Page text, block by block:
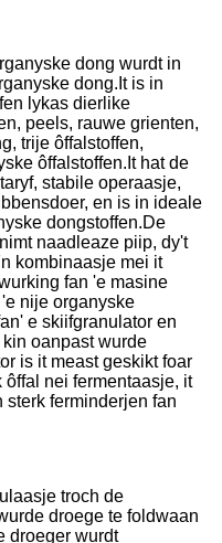
dong wurdt in
dong.It is in
lykas dierlike
peels, rauwe grienten,
trije ôffalstoffen,
ôffalstoffen.It hat de
stabile operaasje,
en is in ideale
dongstoffen.De
naadleaze piip, dy't
kombinaasje mei it
fan 'e masine
nije organyske
e skiifgranulator en
oanpast wurde
is it meast geskikt foar
nei fermentaasje, it
sterk ferminderjen fan
troch de
droege te foldwaan
droeger wurdt